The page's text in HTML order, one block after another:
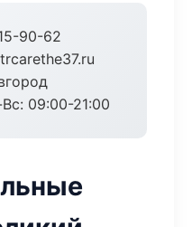
90-62
09:00-21:00